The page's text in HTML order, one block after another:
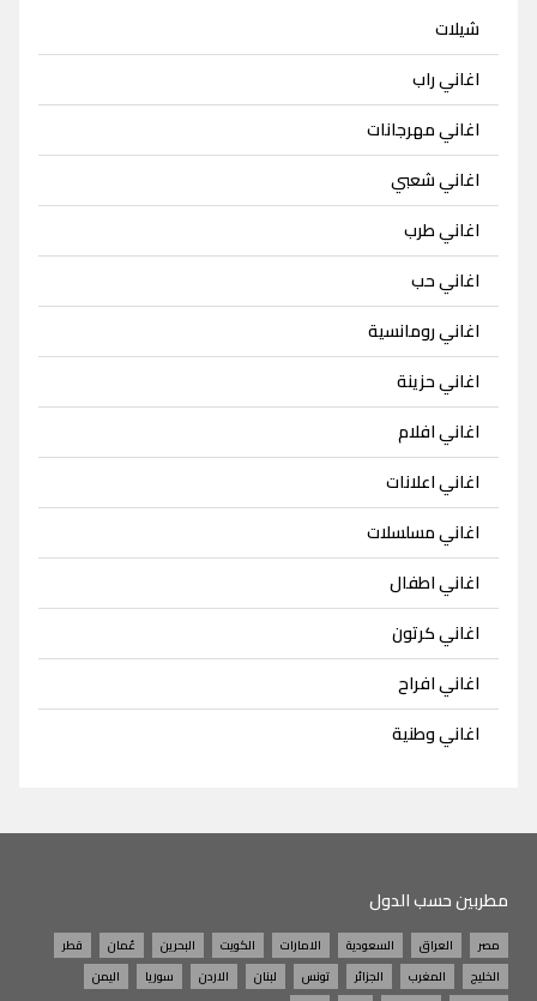
شيلات
اغاني راب
اغاني مهرجانات
اغاني شعبي
اغاني طرب
اغاني حب
اغاني رومانسية
اغاني حزينة
اغاني افلام
اغاني اعلانات
اغاني مسلسلات
اغاني اطفال
اغاني كرتون
اغاني افراح
اغاني وطنية
مطربين حسب الدول
مصر العراق السعودية الامارات الكويت البحرين عُمان
قطر
الخليج
المغرب الجزائر تونس لبنان الاردن سوريا
اليمن